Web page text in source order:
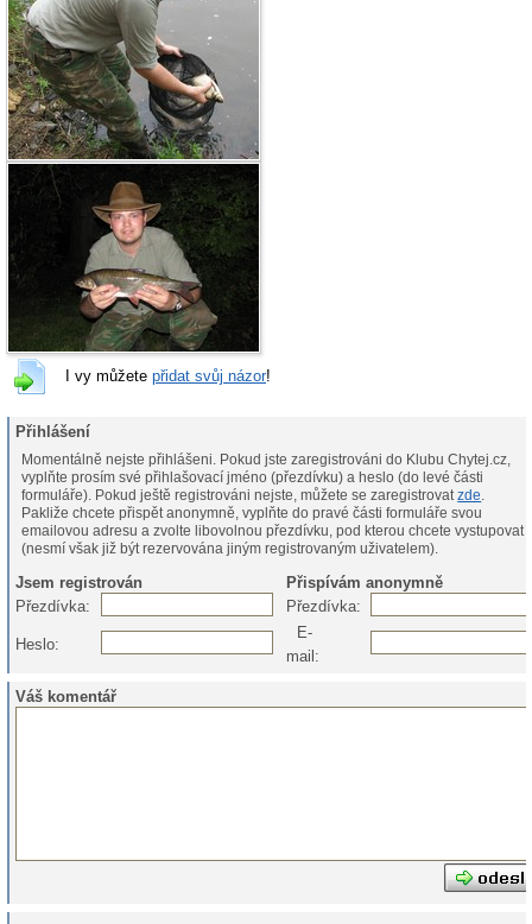
I vy můžete přidat svůj názor!
Přihlášení
Momentálně nejste přihlášeni. Pokud jste zaregistrováni do Klubu Chytej.cz,
vyplňte prosím své přihlašovací jméno (přezdívku) a heslo (do levé části
formuláře). Pokud ještě registrováni nejste, můžete se zaregistrovatzde
Pakliže chcete přispět anonymně, vyplňte do pravé části formuláře svou
emailovou adresu a zvolte libovolnou přezdívku, pod kterou chcete vystupovat
(nesmí však již být rezervována jiným registrovaným uživatelem).
Jsem registrován
Přispívám anonymně
Přezdívka:
Přezdívka:
Heslo:
E-
mail:
Váš komentář